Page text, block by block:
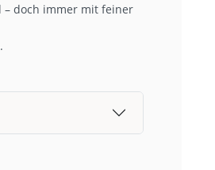
– doch immer mit feiner